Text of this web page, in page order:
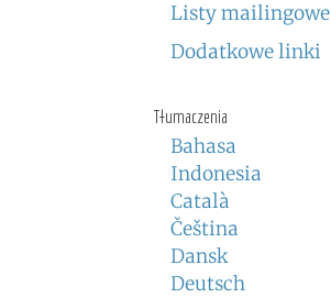
Listy mailingowe
Dodatkowe linki
Tłumaczenia
Bahasa
Indonesia
Català
Čeština
Dansk
Deutsch